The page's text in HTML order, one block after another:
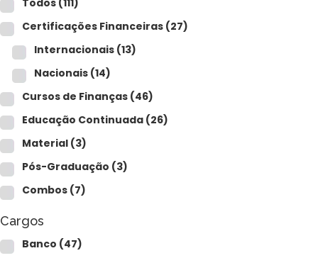
Sobre nós
Para empresas
Todos (111)
Certificações Financeiras (27)
Internacionais (13)
Nacionais (14)
Cursos de Finanças (46)
Educação Continuada (26)
Material (3)
Pós-Graduação (3)
Combos (7)
Cargos
Banco (47)